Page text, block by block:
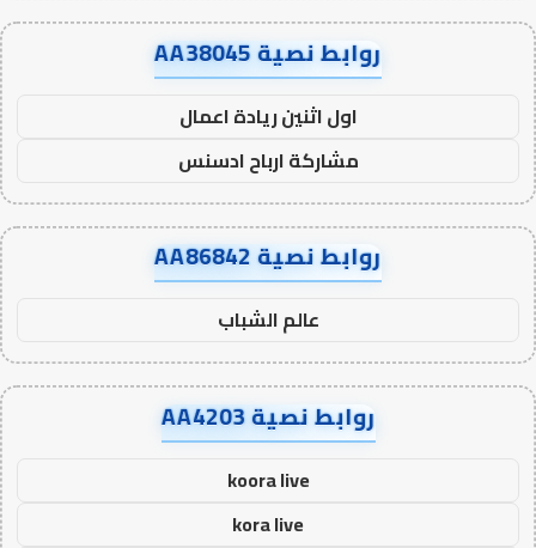
روابط نصية AA38045
اول اثنين ريادة اعمال
مشاركة ارباح ادسنس
روابط نصية AA86842
عالم الشباب
روابط نصية AA4203
koora live
kora live